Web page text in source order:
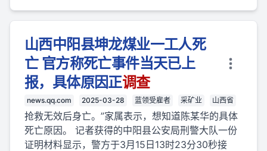
山西中阳县坤龙煤业一工人死
亡 官方称死亡事件当天已上
报，具体原因正调查
news.qq.com 2025-03-28 蓝领受雇者 采矿业 山西省
抢救无效后身亡。”家属表示，想知道陈某华的具体
死亡原因。 记者获得的中阳县公安局刑警大队一份
证明材料显示，警方于3月15日13时23分30秒接